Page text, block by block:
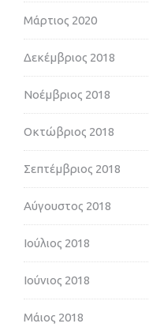
Μάρτιος 2020
Δεκέμβριος 2018
Νοέμβριος 2018
Οκτώβριος 2018
Σεπτέμβριος 2018
Αύγουστος 2018
Ιούλιος 2018
Ιούνιος 2018
Μάιος 2018